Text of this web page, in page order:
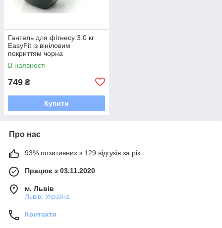
Гантель для фітнесу 3.0 кг
EasyFit із вініловим
покриттям чорна
В наявності
749 ₴
Купити
Про нас
93% позитивних з 129 відгуків за рік
Працює з 03.11.2020
м. Львів
Львів, Україна
Контакти